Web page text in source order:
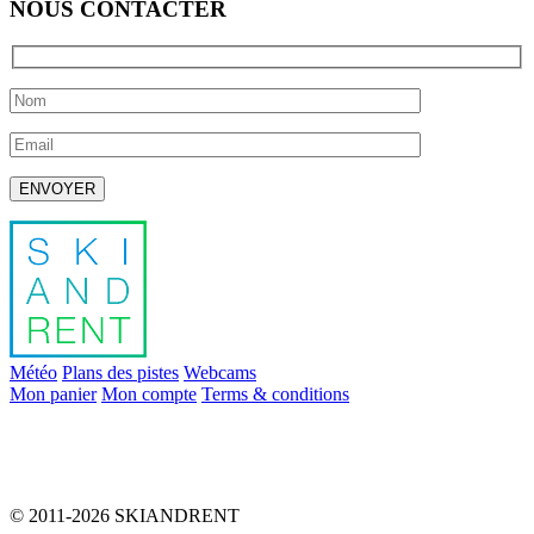
NOUS CONTACTER
Laissez ce champ vide.
Météo Plans des pistes Webcams
Mon panier Mon compte Terms & conditions
© 2011-2026 SKIANDRENT